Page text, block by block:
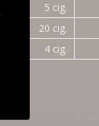
5 cig.
20 cig.
4 cig.